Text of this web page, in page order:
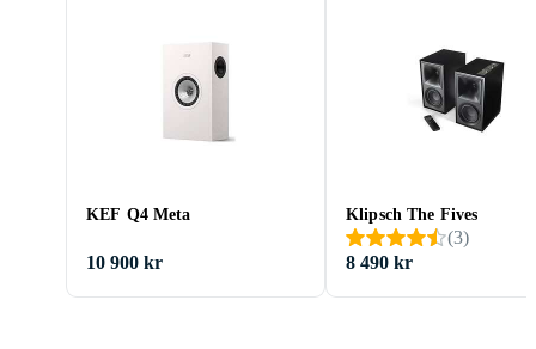
KEF Q4 Meta
10 900 kr
Klipsch The Fives
(3)
8 490 kr